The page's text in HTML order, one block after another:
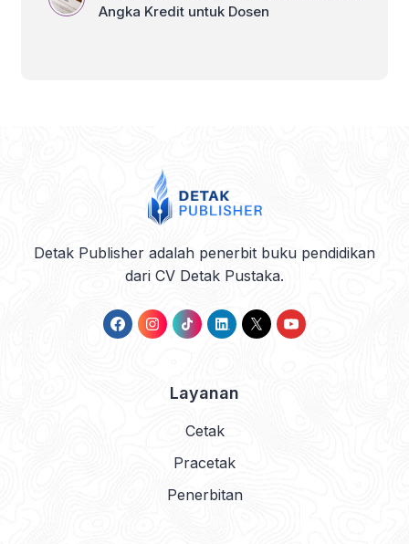
Angka Kredit untuk Dosen
Detak Publisher adalah penerbit buku pendidikan
dari CV Detak Pustaka.
Layanan
Cetak
Pracetak
Penerbitan